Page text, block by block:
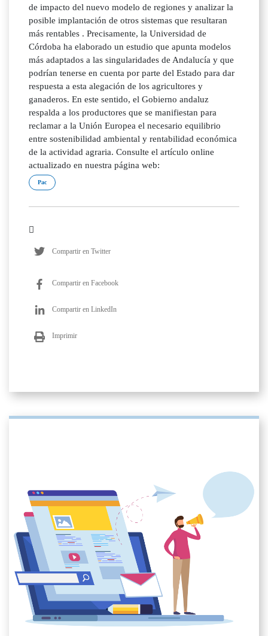
de impacto del nuevo modelo de regiones y analizar la
posible implantación de otros sistemas que resultaran
más rentables . Precisamente, la Universidad de
Córdoba ha elaborado un estudio que apunta modelos
más adaptados a las singularidades de Andalucía y que
podrían tenerse en cuenta por parte del Estado para dar
respuesta a esta alegación de los agricultores y
ganaderos. En este sentido, el Gobierno andaluz
respalda a los productores que se manifiestan para
reclamar a la Unión Europea el necesario equilibrio
entre sostenibilidad ambiental y rentabilidad económica
de la actividad agraria. Consulte el artículo online
actualizado en nuestra página web:
Pac
Compartir en Twitter
Compartir en Facebook
Compartir en LinkedIn
Imprimir